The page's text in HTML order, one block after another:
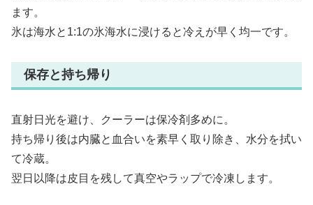
ます。
氷は海水と1:1の氷海水に浸けると冷えが早く均一です。
保存と持ち帰り
直射日光を避け、クーラーは保冷剤多めに。
持ち帰り後は内臓と血合いを素早く取り除き、水分を拭い
て冷蔵。
翌日以降は皮目を残して真空やラップで冷凍します。